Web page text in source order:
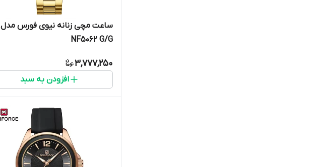
ساعت مچی زنانه نیوی فورس مدل
NF5062 G/G
3,777,250
افزودن به سبد